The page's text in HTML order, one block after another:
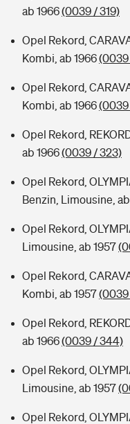
ab 1966(0039 / 319)
Opel Rekord,
Kombi, ab 1966(0039
Opel Rekord,
Kombi, ab 1966(0039
Opel Rekord,
ab 1966(0039 / 323)
Opel Rekord,
Benzin, Limousine,
Opel Rekord,
Limousine, ab 1957
Opel Rekord,
Kombi, ab 1957
Opel Rekord,
ab 1966(0039 / 344)
Opel Rekord,
Limousine, ab 1957
Opel Rekord,